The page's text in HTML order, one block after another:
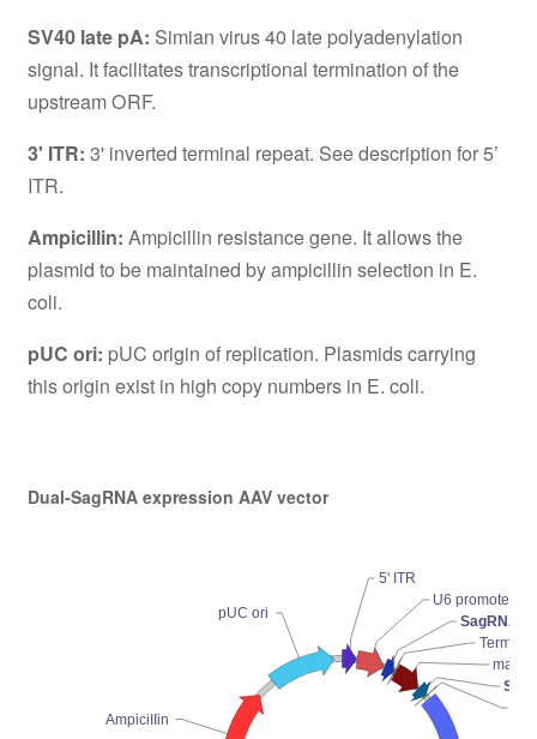
SV40 late pA: Simian virus 40 late polyadenylation
signal. It facilitates transcriptional termination of the
upstream ORF.
3' ITR: 3' inverted terminal repeat. See description for 5’
ITR.
Ampicillin: Ampicillin resistance gene. It allows the
plasmid to be maintained by ampicillin selection in E.
coli.
pUC ori: pUC origin of replication. Plasmids carrying
this origin exist in high copy numbers in E. coli.
Dual-SagRNA expression AAV vector
5' ITR
U6 promoter
SagRNA
AmpiciIIin
pUC ori